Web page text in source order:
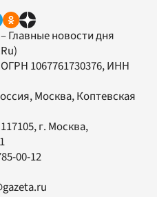
Главные новости дня
1067761730376, ИНН
Москва, Коптевская
117105, г. Москва,
00-12